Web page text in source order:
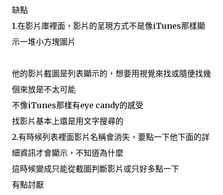
缺點
1.在影片庫裡面，影片的呈現方式不是像iTunes那樣顯
示一堆小方塊圖片
他的影片截圖是列表顯示的，想要用視覺來找或隨便找幾
個來放是不太可能
不像iTunes那樣有eye candy的感受
找影片基本上還是用文字搜尋的
2.有時候列表裡面影片名稱會消失，要點一下他下面的詳
細資訊才會顯示，不知道為什麼
這時候變成只能從截圖判斷影片或只好多點一下
有點討厭